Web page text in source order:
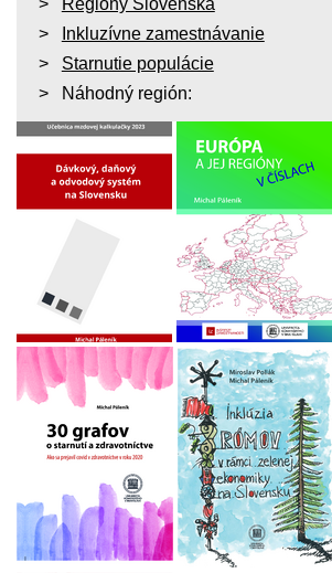
Regióny Slovenska
Inkluzívne zamestnávanie
Starnutie populácie
Náhodný región: